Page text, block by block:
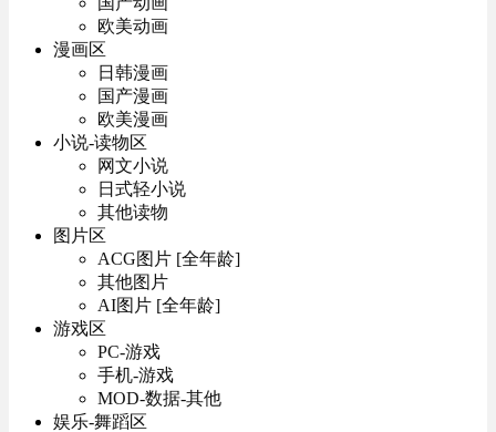
欧美动画
漫画区
日韩漫画
国产漫画
欧美漫画
小说-读物区
网文小说
日式轻小说
其他读物
图片区
ACG图片 [全年龄]
其他图片
AI图片 [全年龄]
游戏区
PC-游戏
手机-游戏
MOD-数据-其他
娱乐-舞蹈区